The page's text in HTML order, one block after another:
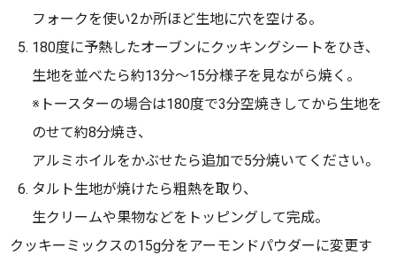
フォークを使い2か所ほど生地に穴を空ける。
180度に予熱したオーブンにクッキングシートをひき、
生地を並べたら約13分～15分様子を見ながら焼く。
※トースターの場合は180度で3分空焼きしてから生地を
のせて約8分焼き、
アルミホイルをかぶせたら追加で5分焼いてください。
タルト生地が焼けたら粗熱を取り、
生クリームや果物などをトッピングして完成。
クッキーミックスの15g分をアーモンドパウダーに変更す